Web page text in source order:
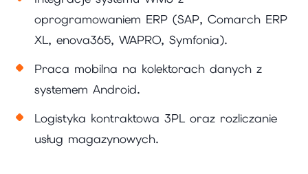
oprogramowaniem ERP (SAP, Comarch ERP
XL, enova365, WAPRO, Symfonia).
Praca mobilna na kolektorach danych z
systemem Android.
Logistyka kontraktowa 3PL oraz rozliczanie
usług magazynowych.